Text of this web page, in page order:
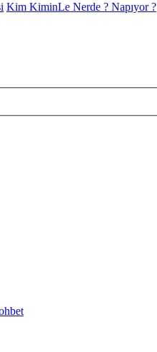
Kim KiminLe Nerde ? Napıyor ?